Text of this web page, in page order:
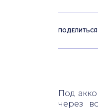
ПОДЕЛИТЬСЯ
Под
через